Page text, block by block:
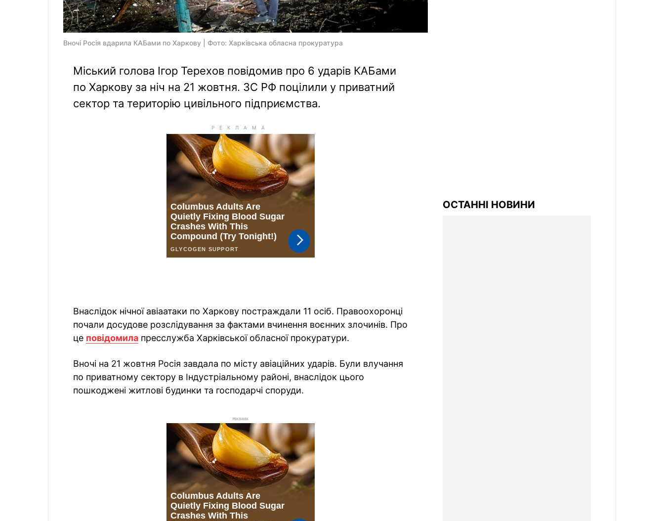
Вночі Росія вдарила КАБами по Харкову | Фото: Харківська обласна прокуратура
Міський голова Ігор Терехов повідомив про 6 ударів КАБами
по Харкову за ніч на 21 жовтня. ЗС РФ поцілили у приватний
сектор та територію цивільного підприємства.
Внаслідок нічної авіаатаки по Харкову постраждали 11 осіб. Правоохоронці
почали досудове розслідування за фактами вчинення воєнних злочинів. Про
це повідомила пресслужба Харківської обласної прокуратури.
Вночі на 21 жовтня Росія завдала по місту авіаційних ударів. Були влучання
по приватному сектору в Індустріальному районі, внаслідок цього
пошкоджені житлові будинки та господарчі споруди.
РЕКЛАМА
ОСТАННІ НОВИНИ